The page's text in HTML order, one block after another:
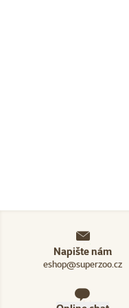
Napište nám
eshop@superzoo.cz